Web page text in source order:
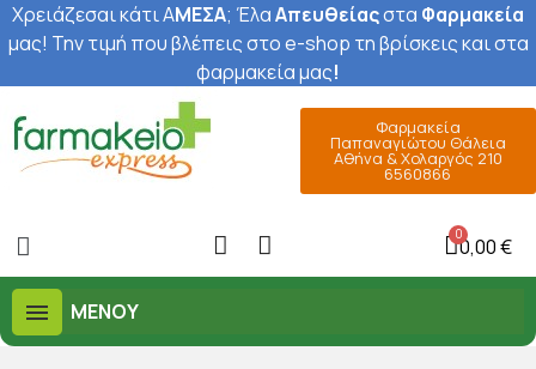
Χρειάζεσαι κάτι ΑΜΕΣΑ; ΈλαΑπευθείαςστα Φαρμακεία
μας! Την τιμή που βλέπεις στο e-shop τη βρίσκεις και στα
φαρμακεία μας!
Φαρμακεία
Παπαναγιώτου Θάλεια
Αθήνα & Χολαργός 210
6560866
0,00 €
ΜΕΝΟΎ